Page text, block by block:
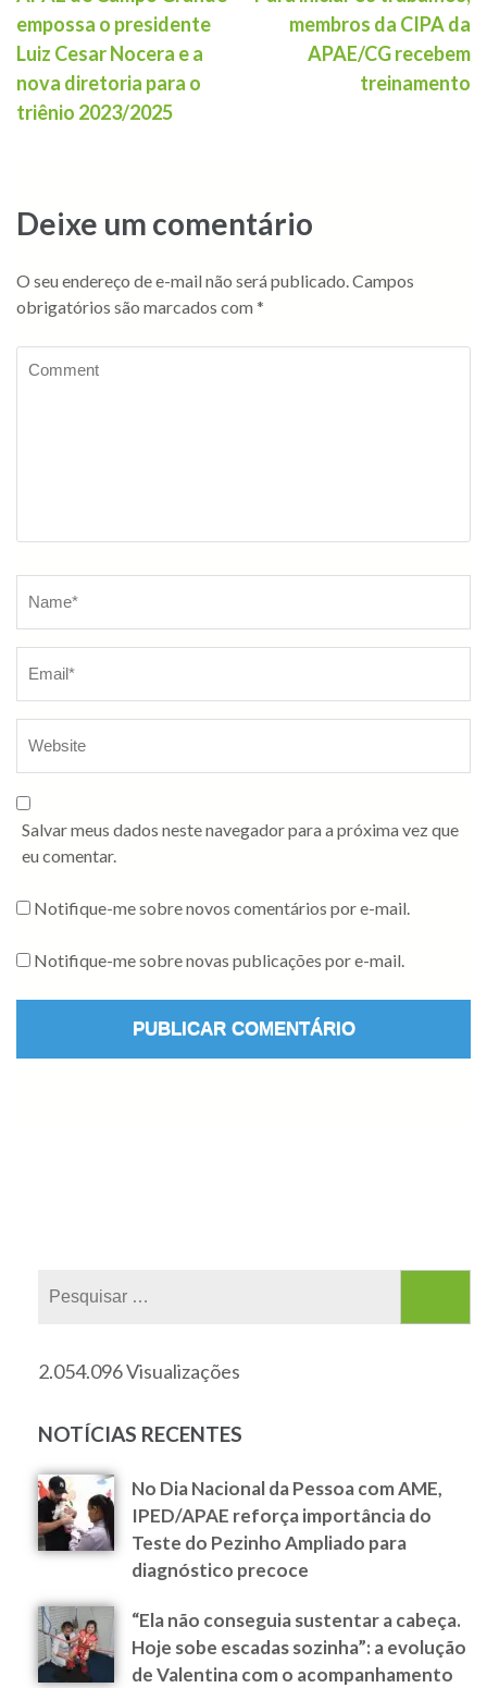
empossa o presidente
Luiz Cesar Nocera e a
nova diretoria para o
triênio 2023/2025
membros da CIPA da
APAE/CG recebem
treinamento
Deixe um comentário
O seu endereço de e-mail não será publicado. Campos
obrigatórios são marcados com *
Salvar meus dados neste navegador para a próxima vez que
eu comentar.
Notifique-me sobre novos comentários por e-mail.
Notifique-me sobre novas publicações por e-mail.
2.054.096 Visualizações
NOTÍCIAS RECENTES
No Dia Nacional da Pessoa com AME,
IPED/APAE reforça importância do
Teste do Pezinho Ampliado para
diagnóstico precoce
“Ela não conseguia sustentar a cabeça.
Hoje sobe escadas sozinha”: a evolução
de Valentina com o acompanhamento